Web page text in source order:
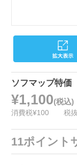
ソフマップ特価
¥1,100(税込)
消費税¥100 税
11ポイント